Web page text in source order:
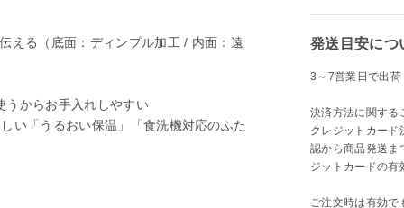
える（底面：ディンプル加工 / 内面：遠
うからお手入れしやすい
い「うるおい保温」「食洗機対応のふた
発送目安につ
3～7営業日で出荷
決済方法に関する
クレジットカード
認から商品発送ま
ジットカードの有
ご注文時は有効で